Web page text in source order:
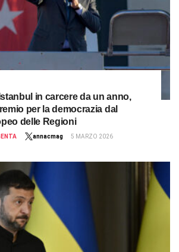
in carcere da un anno,
per la democrazia dal
delle Regioni
annacmag 5 MARZO 2026